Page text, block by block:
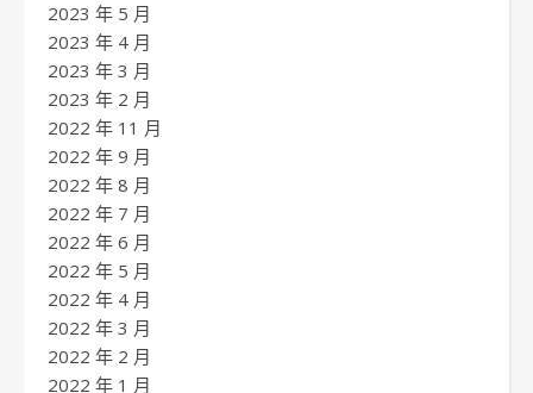
2023 年 5 月
2023 年 4 月
2023 年 3 月
2023 年 2 月
2022 年 11 月
2022 年 9 月
2022 年 8 月
2022 年 7 月
2022 年 6 月
2022 年 5 月
2022 年 4 月
2022 年 3 月
2022 年 2 月
2022 年 1 月